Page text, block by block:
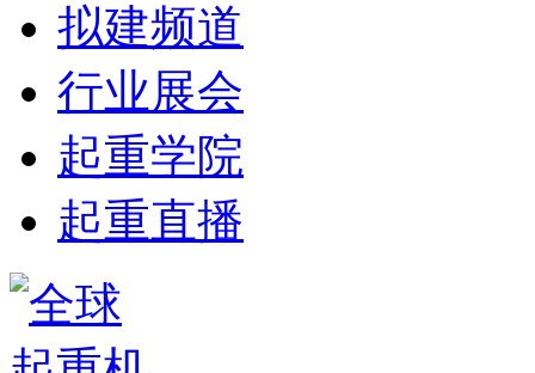
拟建频道
行业展会
起重学院
起重直播